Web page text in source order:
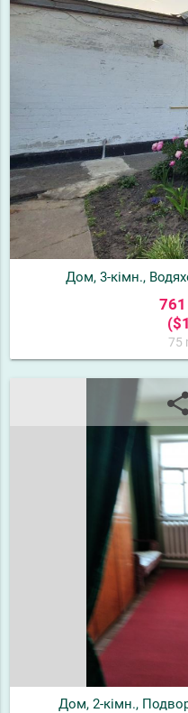
Дом, 3-кімн.,
761
75
Дом, 2-кімн.,